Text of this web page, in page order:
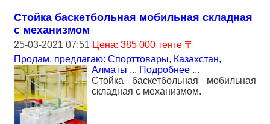
Стойка баскетбольная мобильная складная
с механизмом
25-03-2021 07:51 Цена: 385 000 тенге 〒
Продам, предлагаю: Спорттовары, Казахстан,
Алматы ... Подробнее ...
Стойка баскетбольная мобильная
складная с механизмом.